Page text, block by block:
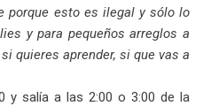
porque esto es ilegal y sólo lo
y para pequeños arreglos a
quieres aprender, si que vas a
y salía a las 2:00 o 3:00 de la